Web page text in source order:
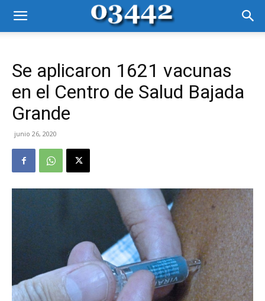
Se aplicaron 1621 vacunas
en el Centro de Salud Bajada
Grande
junio 26, 2020